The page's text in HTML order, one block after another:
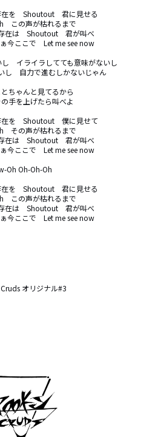
を　Shoutout　君に見せる
　この声が枯れるまで
在は　Shoutout　君が叫べ
今ここで　Let me see now
　イライラしてても意味がないし
し　自力で進むしかないじゃん
ちゃんと見てるから
手を上げたら叫べよ
を　Shoutout　僕に見せて
　その声が枯れるまで
在は　Shoutout　君が叫べ
今ここで　Let me see now
Oh Oh-Oh-Oh
を　Shoutout　君に見せる
　この声が枯れるまで
在は　Shoutout　君が叫べ
今ここで　Let me see now
オリジナル#3